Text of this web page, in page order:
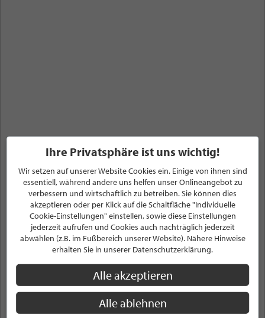
Angebote, Sale%,
Gutscheine, Events, News &
Stellenanzeigen
Ihre Privatsphäre ist uns wichtig!
Wir setzen auf unserer Website Cookies ein. Einige von ihnen sind
essentiell, während andere uns helfen unser Onlineangebot zu
verbessern und wirtschaftlich zu betreiben. Sie können dies
akzeptieren oder per Klick auf die Schaltfläche "Individuelle
Cookie-Einstellungen" einstellen, sowie diese Einstellungen
jederzeit aufrufen und Cookies auch nachträglich jederzeit
abwählen (z.B. im Fußbereich unserer Website). Nähere Hinweise
erhalten Sie in unserer Datenschutzerklärung.
Alle akzeptieren
Alle ablehnen